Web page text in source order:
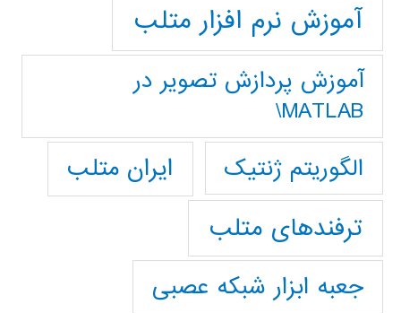
آموزش نرم افزار متلب
آموزش پردازش تصوير در
MATLAB\
الگوریتم ژنتیک
ایران متلب
ترفندهای متلب
جعبه ابزار شبکه عصبی